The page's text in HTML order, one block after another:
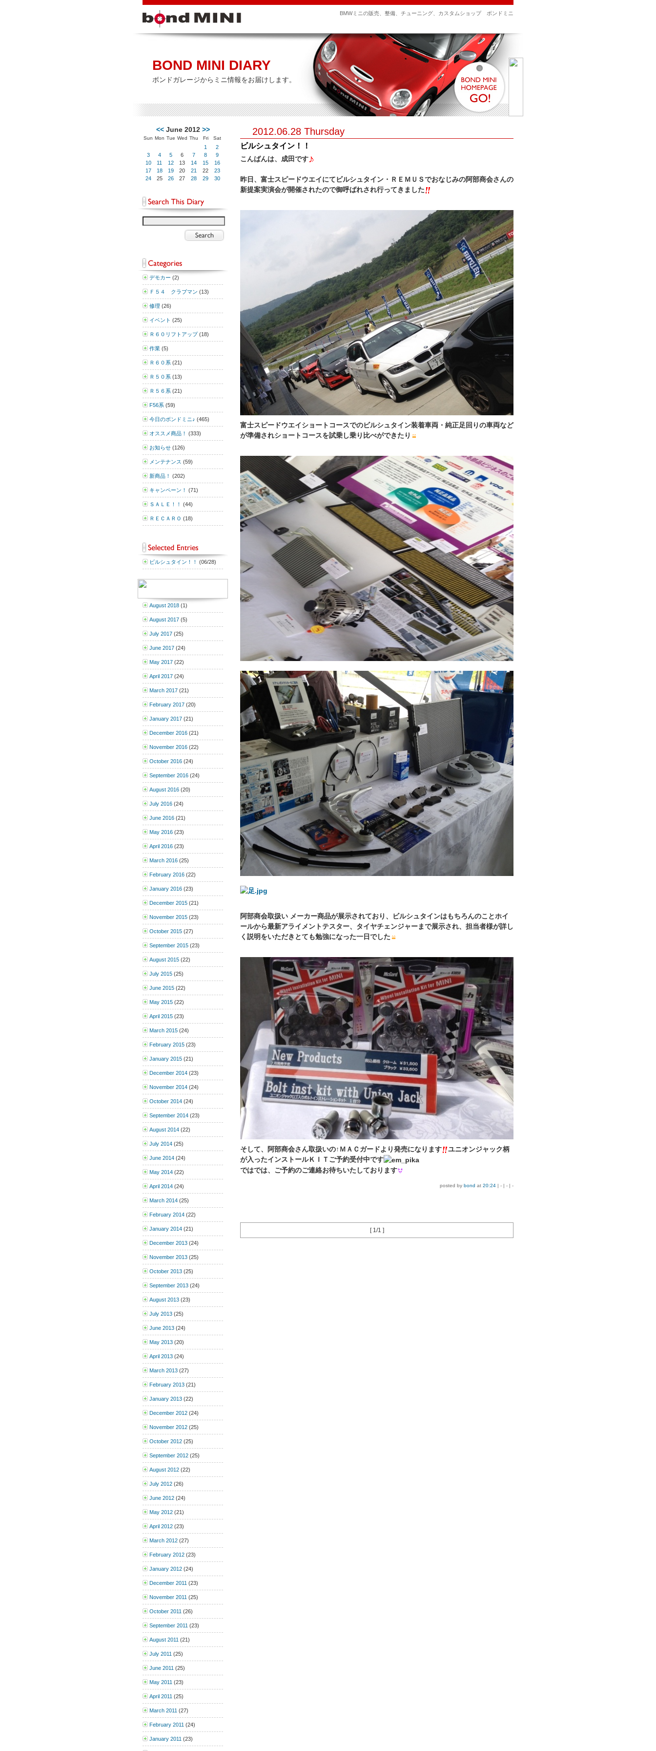
BMWミニの販売、整備、チューニング、カスタムショップ ボンドミニ
BOND MINI DIARY
ボンドガレージからミニ情報をお届けします。
<<June 2012 >>
Sun Mon Tue Wed Thu Fri Sat
1
2
3
4 5 6 7 8
9
10
11 12 13 14 15
16
17
18 19 20 21 22
23
24
25 26 27 28 29 30
デモカー (2)
Ｆ５４ クラブマン (13)
修理 (26)
イベント (25)
Ｒ６０リフトアップ(18)
作業 (5)
Ｒ６０系 (21)
Ｒ５０系 (13)
Ｒ５６系 (21)
F56系 (59)
今日のボンドミニ♪ (465)
オススメ商品！ (333)
お知らせ (126)
メンテナンス (59)
新商品！ (202)
キャンペーン！ (71)
ＳＡＬＥ！！ (44)
ＲＥＣＡＲＯ (18)
ビルシュタイン！！ (06/28)
August 2018 (1)
August 2017 (5)
July 2017 (25)
June 2017 (24)
May 2017 (22)
April 2017 (24)
March 2017 (21)
February 2017 (20)
January 2017 (21)
December 2016 (21)
November 2016 (22)
October 2016 (24)
September 2016 (24)
August 2016 (20)
July 2016 (24)
June 2016 (21)
May 2016 (23)
April 2016 (23)
March 2016 (25)
February 2016 (22)
January 2016 (23)
December 2015 (21)
November 2015 (23)
October 2015 (27)
September 2015 (23)
August 2015 (22)
July 2015 (25)
June 2015 (22)
May 2015 (22)
April 2015 (23)
March 2015 (24)
February 2015 (23)
January 2015 (21)
December 2014 (23)
November 2014 (24)
October 2014 (24)
September 2014 (23)
August 2014 (22)
July 2014 (25)
June 2014 (24)
May 2014 (22)
April 2014 (24)
March 2014 (25)
February 2014 (22)
January 2014 (21)
December 2013 (24)
November 2013 (25)
October 2013 (25)
September 2013 (24)
August 2013 (23)
July 2013 (25)
June 2013 (24)
May 2013 (20)
April 2013 (24)
March 2013 (27)
February 2013 (21)
January 2013 (22)
December 2012 (24)
November 2012 (25)
October 2012 (25)
September 2012 (25)
August 2012 (22)
July 2012 (26)
June 2012 (24)
May 2012 (21)
April 2012 (23)
March 2012 (27)
February 2012 (23)
January 2012 (24)
December 2011 (23)
November 2011 (25)
October 2011 (26)
September 2011 (23)
August 2011 (21)
July 2011 (25)
June 2011 (25)
May 2011 (23)
April 2011 (25)
March 2011 (27)
February 2011 (24)
January 2011 (23)
2012.06.28 Thursday
ビルシュタイン！！
こんばんは、成田です
昨日、富士スピードウエイにてビルシュタイン・ＲＥＭＵＳでおなじみの阿部商会さんの
新提案実演会が開催されたので御呼ばれされ行ってきました
富士スピードウエイショートコースでのビルシュタイン装着車両・純正足回りの車両など
が準備されショートコースを試乗し乗り比べができたり
阿部商会取扱い メーカー商品が展示されており、ビルシュタインはもちろんのことホイ
ールから最新アライメントテスター、タイヤチェンジャーまで展示され、担当者様が詳し
く説明をいただきとても勉強になった一日でした
そして、阿部商会さん取扱いの↑ＭＡＣガードより発売になります
ユニオンジャック柄
が入ったインストールＫＩＴご予約受付中です
ではでは、ご予約のご連絡お待ちいたしております
posted by bond at 20:24 | - | - | -
[ 1/1 ]